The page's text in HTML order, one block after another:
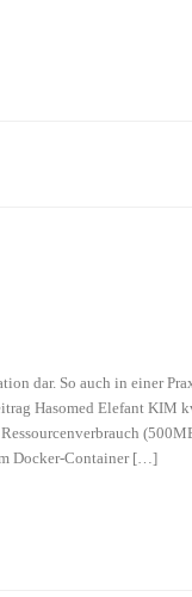
dar. So auch in einer
Hasomed Elefant KIM
Docker-Container […]